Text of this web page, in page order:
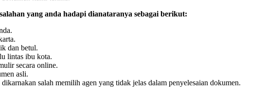
yang anda hadapi dianataranya sebagai berikut:
dan betul.
lintas ibu kota.
secara online.
asli.
salah memilih agen yang tidak jelas dalam penyelesaian dokumen.